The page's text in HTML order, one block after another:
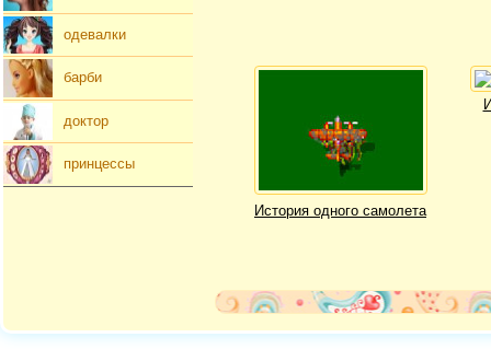
История одного самолета
одевалки
барби
доктор
принцессы